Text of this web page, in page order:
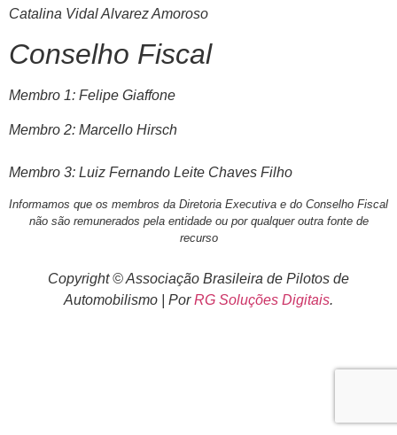
Catalina Vidal Alvarez Amoroso
Conselho Fiscal
Membro 1: Felipe Giaffone
Membro 2: Marcello Hirsch
Membro 3: Luiz Fernando Leite Chaves Filho
Informamos que os membros da Diretoria Executiva e do Conselho Fiscal
não são remunerados pela entidade ou por qualquer outra fonte de
recurso
Copyright © Associação Brasileira de Pilotos de
Automobilismo | PorRG Soluções Digitais.